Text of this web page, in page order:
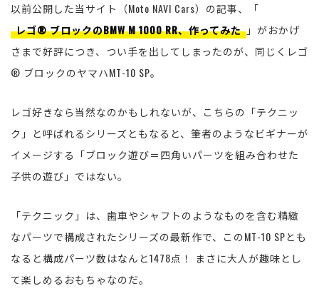
以前公開した当サイト（Moto NAVI Cars）の記事、「
レゴ® ブロックのBMW M 1000 RR、作ってみた 」がおかげ
さまで好評につき、つい手を出してしまったのが、同じくレゴ
® ブロックのヤマハMT-10 SP。
レゴ好きなら当然なのかもしれないが、こちらの「テクニッ
ク」と呼ばれるシリーズともなると、筆者のようなビギナーが
イメージする「ブロック遊び＝四角いパーツを組み合わせた
子供の遊び」ではない。
「テクニック」は、歯車やシャフトのようなものを含む精緻
なパーツで構成されたシリーズの最新作で、このMT-10 SPとも
なると構成パーツ数はなんと1478点！ まさに大人が趣味とし
て楽しめるおもちゃなのだ。